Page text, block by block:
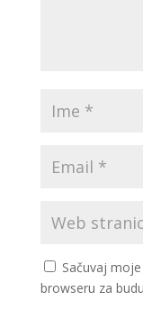
Sačuvaj
browseru za